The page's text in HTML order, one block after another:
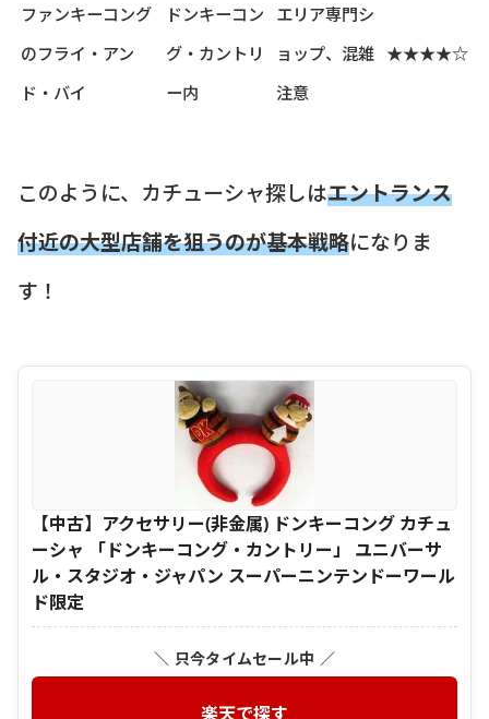
ファンキーコング
のフライ・アン
ド・バイ
ドンキーコン
グ・カントリ
ー内
エリア専門シ
ョップ、混雑
注意
★★★★☆
このように、カチューシャ探しはエントランス
付近の大型店舗を狙うのが基本戦略になりま
す！
【中古】アクセサリー(非金属) ドンキーコング カチュ
ーシャ 「ドンキーコング・カントリー」 ユニバーサ
ル・スタジオ・ジャパン スーパーニンテンドーワール
ド限定
＼ 只今タイムセール中 ／
楽天で探す